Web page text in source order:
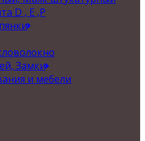
D , Е ,P
Замки
и мебели